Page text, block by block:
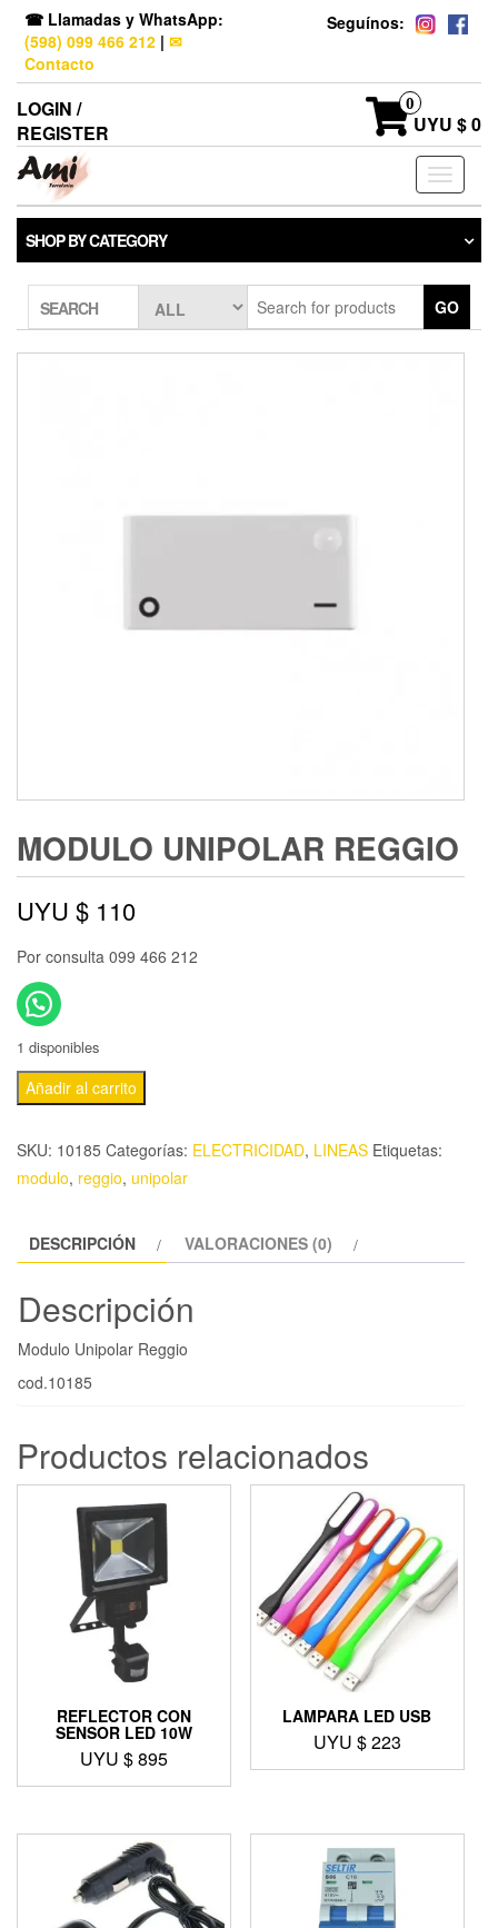
☎ Llamadas y WhatsApp:
(598) 099 466 212 | ✉
Contacto
Seguínos:
LOGIN /
REGISTER
0
UYU $ 0
Toggle
SHOP BY CATEGORY
SEARCH GO
MODULO UNIPOLAR REGGIO
UYU $ 110
Por consulta 099 466 212
1 disponibles
Añadir al carrito
SKU: 10185 Categorías: ELECTRICIDAD, LINEAS Etiquetas:
modulo, reggio, unipolar
DESCRIPCIÓN VALORACIONES (0)
Descripción
Modulo Unipolar Reggio
cod.10185
Productos relacionados
REFLECTOR CON
SENSOR LED 10W
UYU $895
LAMPARA LED USB
UYU $223